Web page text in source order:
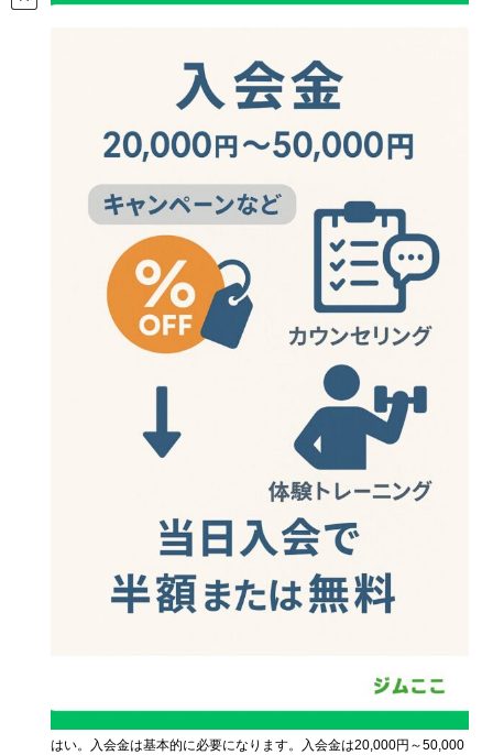
はい。入会金は基本的に必要になります。入会金は20,000円～50,000